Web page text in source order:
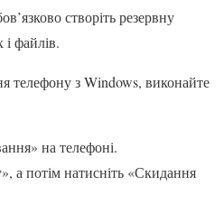
створіть резервну
файлів.
телефону з Windows, виконайте
на телефоні.
а потім натисніть «Скидання